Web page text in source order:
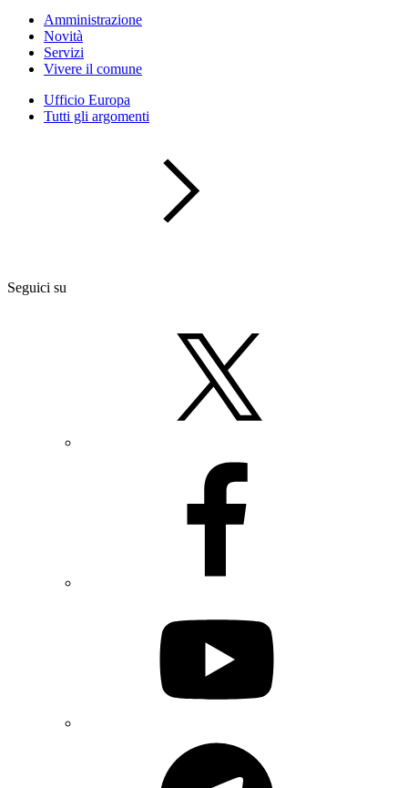
Amministrazione
Novità
Servizi
Vivere il comune
Ufficio Europa
Tutti gli argomenti
Seguici su